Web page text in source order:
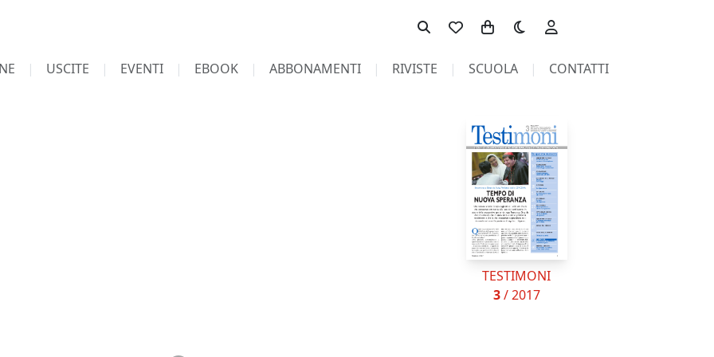
Toggle theme
USCITE EVENTI EBOOK ABBONAMENTI RIVISTE SCUOLA CONTATTI
TESTIMONI
3/ 2017